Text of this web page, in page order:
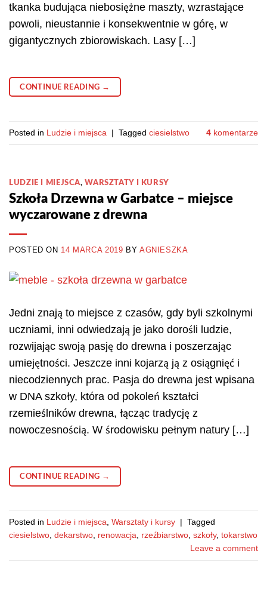
tkanka budująca niebosiężne maszty, wzrastające
powoli, nieustannie i konsekwentnie w górę, w
gigantycznych zbiorowiskach. Lasy […]
CONTINUE READING →
Posted in Ludzie i miejsca | Tagged ciesielstwo 4 komentarze
LUDZIE I MIEJSCA,WARSZTATY I KURSY
Szkoła Drzewna w Garbatce – miejsce
wyczarowane z drewna
POSTED ON 14 MARCA 2019 BY AGNIESZKA
Jedni znają to miejsce z czasów, gdy byli szkolnymi
uczniami, inni odwiedzają je jako dorośli ludzie,
rozwijając swoją pasję do drewna i poszerzając
umiejętności. Jeszcze inni kojarzą ją z osiągnięć i
niecodziennych prac. Pasja do drewna jest wpisana
w DNA szkoły, która od pokoleń kształci
rzemieślników drewna, łącząc tradycję z
nowoczesnością. W środowisku pełnym natury […]
CONTINUE READING →
Posted in Ludzie i miejsca, Warsztaty i kursy | Tagged
ciesielstwo, dekarstwo, renowacja, rzeźbiarstwo, szkoły, tokarstwo
Leave a comment